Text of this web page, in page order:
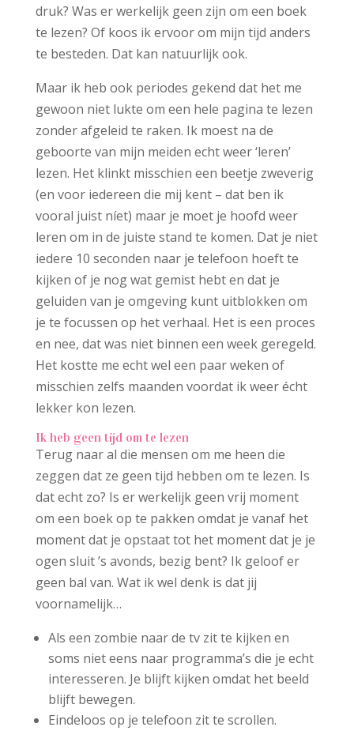
druk? Was er werkelijk geen zijn om een boek
te lezen? Of koos ik ervoor om mijn tijd anders
te besteden. Dat kan natuurlijk ook.
Maar ik heb ook periodes gekend dat het me
gewoon niet lukte om een hele pagina te lezen
zonder afgeleid te raken. Ik moest na de
geboorte van mijn meiden echt weer ‘leren’
lezen. Het klinkt misschien een beetje zweverig
(en voor iedereen die mij kent – dat ben ik
vooral juist níet) maar je moet je hoofd weer
leren om in de juiste stand te komen. Dat je niet
iedere 10 seconden naar je telefoon hoeft te
kijken of je nog wat gemist hebt en dat je
geluiden van je omgeving kunt uitblokken om
je te focussen op het verhaal. Het is een proces
en nee, dat was niet binnen een week geregeld.
Het kostte me echt wel een paar weken of
misschien zelfs maanden voordat ik weer écht
lekker kon lezen.
Ik heb geen tijd om te lezen
Terug naar al die mensen om me heen die
zeggen dat ze geen tijd hebben om te lezen. Is
dat echt zo? Is er werkelijk geen vrij moment
om een boek op te pakken omdat je vanaf het
moment dat je opstaat tot het moment dat je je
ogen sluit ’s avonds, bezig bent? Ik geloof er
geen bal van. Wat ik wel denk is dat jij
voornamelijk…
Als een zombie naar de tv zit te kijken en
soms niet eens naar programma’s die je echt
interesseren. Je blijft kijken omdat het beeld
blijft bewegen.
Eindeloos op je telefoon zit te scrollen.